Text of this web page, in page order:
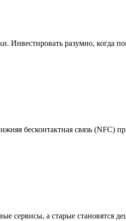
Инвестировать разумно, когда
бесконтактная связь (NFC)
сервисы, а старые становятся